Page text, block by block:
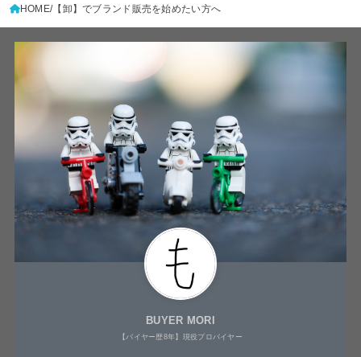
HOME 【卸】でブランド販売を始めたい方へ
BUYER MORI
【バイヤー歴8年】現役プロバイヤー